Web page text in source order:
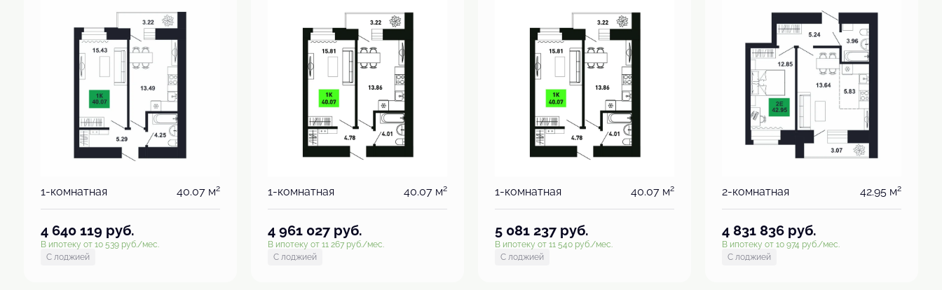
1-комнатная 40.07 м2
4 640 119 руб.
В ипотеку от 10 539 руб./мес.
С лоджией
1-комнатная 40.07 м2
4 961 027 руб.
В ипотеку от 11 267 руб./мес.
С лоджией
1-комнатная 40.07 м2
5 081 237 руб.
В ипотеку от 11 540 руб./мес.
С лоджией
2-комнатная 42.95 м2
4 831 836 руб.
В ипотеку от 10 974 руб./мес.
С лоджией